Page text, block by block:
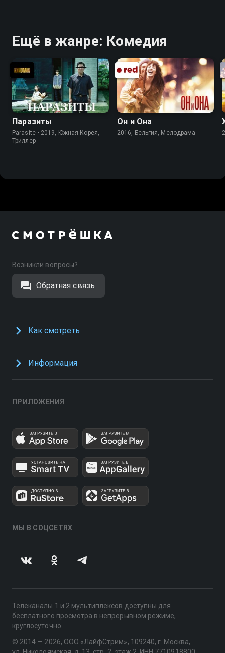
Ещё в жанре: Комедия
Паразиты
Parasite • 2019, Южная Корея,
Триллер
Он и Она
2016, Бельгия, Мелодрама
Возникли вопросы?
Обратная связь
Как смотреть
Информация
ПРИЛОЖЕНИЯ
МЫ В СОЦСЕТЯХ
Телеканалы 1 и 2 мультиплексов доступны для
бесплатного просмотра в непрерывном режиме,
круглосуточно.
© 2014 — 2026, ООО «ЛайфСтрим», 109240, г. Москва,